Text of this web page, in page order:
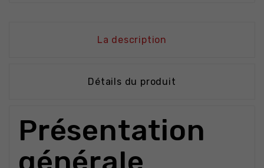
La description
Détails du produit
Présentation